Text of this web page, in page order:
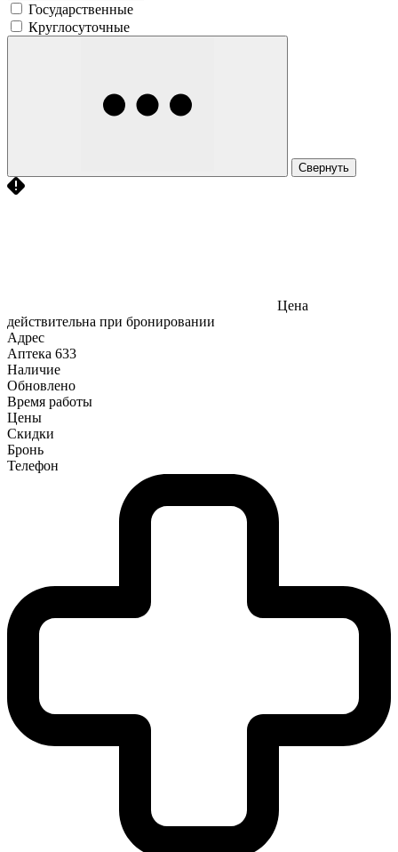
Государственные
Круглосуточные
Свернуть
Цена
действительна при бронировании
Адрес
Аптека 633
Наличие
Обновлено
Время работы
Цены
Скидки
Бронь
Телефон